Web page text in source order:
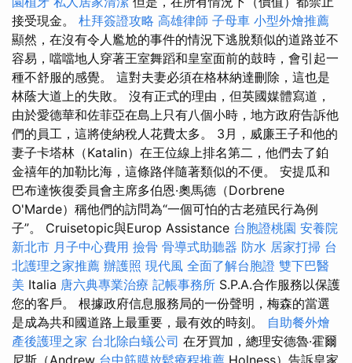
接受現金。 杜拜簽證攻略 高雄律師 子母車 小型外燴推薦
顯然，在沒有令人尷尬的事件的情況下逃脫類似的道路並不
容易，噹噹地人穿著王室舞蹈和皇室面前的鼓時，會引起一
種不舒服的感覺。 這對夫妻必須在格林納達刪除，這也是
林蔭大道上的失敗。 沒有正式的理由，但英國媒體寫道，
由於愛德華和佐菲亞在島上只有八個小時，地方政府告訴他
們的員工，這將使納稅人花費太多。 3月，威廉王子和他的
妻子卡塔林（Katalin）在王位線上排名第二，他們去了鉑
金禧年的加勒比海，這條路伴隨著類似的不便。 安提瓜和
巴布達恢復委員會主席多伯恩·奧馬德（Dorbrene
O'Marde）稱他們的訪問為“一個可怕的古老殖民行為例
子”。 Cruisetopic與Europ Assistance 台胞證桃園 安養院
新北市 月子中心費用 撿骨 骨導式助聽器 防水 居家打掃 台
北護理之家推薦 辦護照 現代風 全面了解台胞證 雙下巴醫
美 Italia 唐六典專業治療 記帳事務所 S.P.A.合作服務以保護
您的客戶。 根據政府信息服務局的一份聲明，梅森的當選
是成為共和國道路上最重要，最有效的時刻。 自助餐外燴
產後護理之家 台北除白蟻公司 在牙買加，總理安德魯·霍爾
尼斯（Andrew 台中筋膜放鬆療程推薦 Holness）告訴皇家